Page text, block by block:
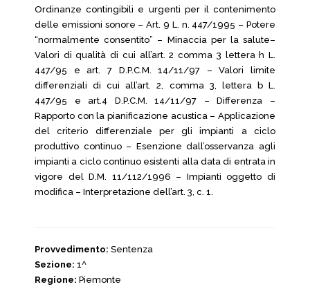
Ordinanze contingibili e urgenti per il contenimento
delle emissioni sonore – Art. 9 L. n. 447/1995 – Potere
“normalmente consentito” – Minaccia per la salute–
Valori di qualità di cui all’art. 2 comma 3 lettera h L.
447/95 e art. 7 D.P.C.M. 14/11/97 – Valori limite
differenziali di cui all’art. 2, comma 3, lettera b L.
447/95 e art.4 D.P.C.M. 14/11/97 – Differenza –
Rapporto con la pianificazione acustica – Applicazione
del criterio differenziale per gli impianti a ciclo
produttivo continuo – Esenzione dall’osservanza agli
impianti a ciclo continuo esistenti alla data di entrata in
vigore del D.M. 11/112/1996 – Impianti oggetto di
modifica – Interpretazione dell’art. 3, c. 1.
Provvedimento: Sentenza
Sezione: 1^
Regione: Piemonte